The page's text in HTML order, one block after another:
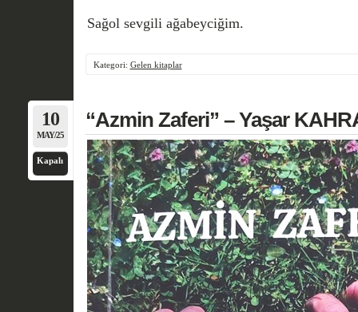
Sağol sevgili ağabeyciğim.
Kategori: Gelen kitaplar
10
MAY/25
Kapalı
“Azmin Zaferi” – Yaşar